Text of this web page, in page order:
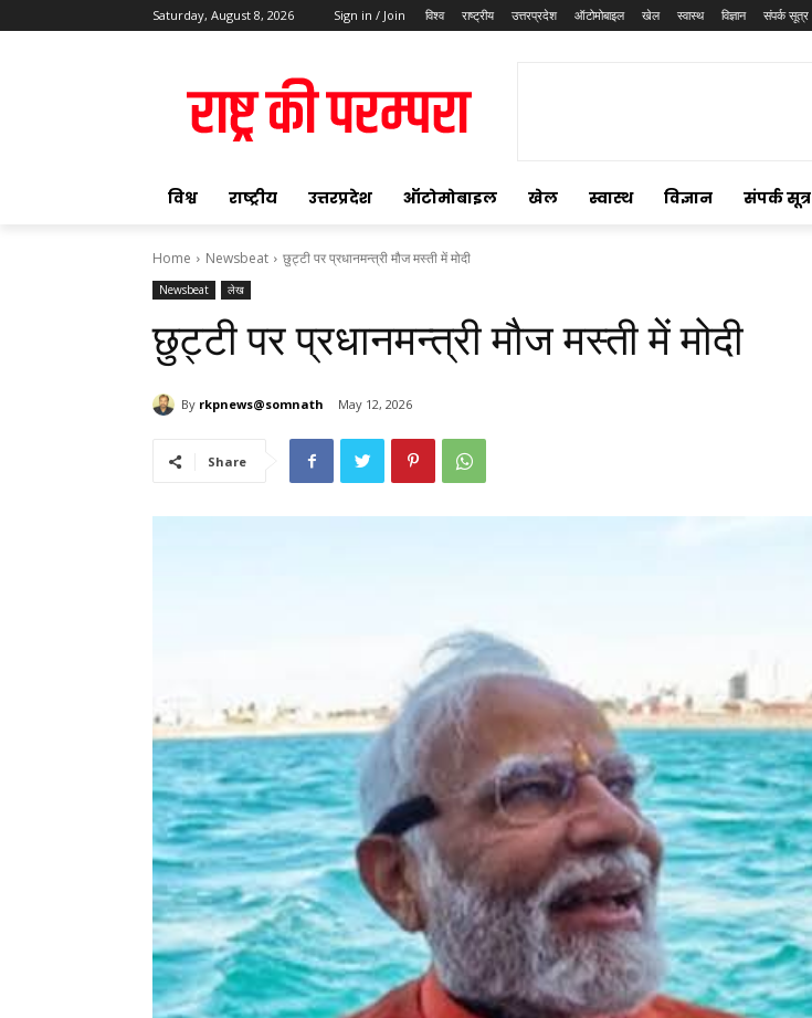
Saturday, August 8, 2026 Sign in / Join विश्व राष्ट्रीय उत्तरप्रदेश ऑटोमोबाइल खेल स्वास्थ विज्ञान संपर्क सूत्र
विश्व राष्ट्रीय उत्तरप्रदेश ऑटोमोबाइल खेल स्वास्थ विज्ञान संपर्क सूत्र
Home Newsbeat छुट्टी पर प्रधानमन्त्री मौज मस्ती में मोदी
Newsbeat लेख
छुट्टी पर प्रधानमन्त्री मौज मस्ती में मोदी
By rkpnews@somnath May 12, 2026
Share